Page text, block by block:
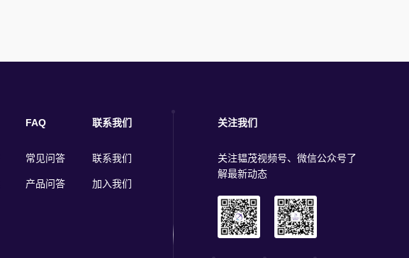
FAQ
常见问答
产品问答
联系我们
联系我们
加入我们
关注我们
关注韫茂视频号、微信公众号了
解最新动态